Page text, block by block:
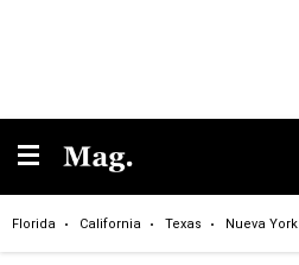
Florida California Texas Nueva York